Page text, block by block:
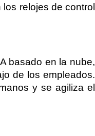
relojes de control
basado en la nube,
de los empleados.
y se agiliza el